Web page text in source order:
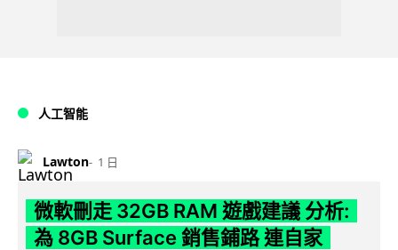
人工智能
Lawton 1 日
微軟刪走 32GB RAM 遊戲建議 分析:
為 8GB Surface 銷售鋪路 連自家